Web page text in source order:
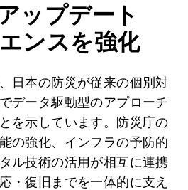
ップデート
ンスを強化
日本の防災が従来の個別対
データ駆動型のアプローチ
を示しています。防災庁の
の強化、インフラの予防的
ル技術の活用が相互に連携
・復旧までを一体的に支え